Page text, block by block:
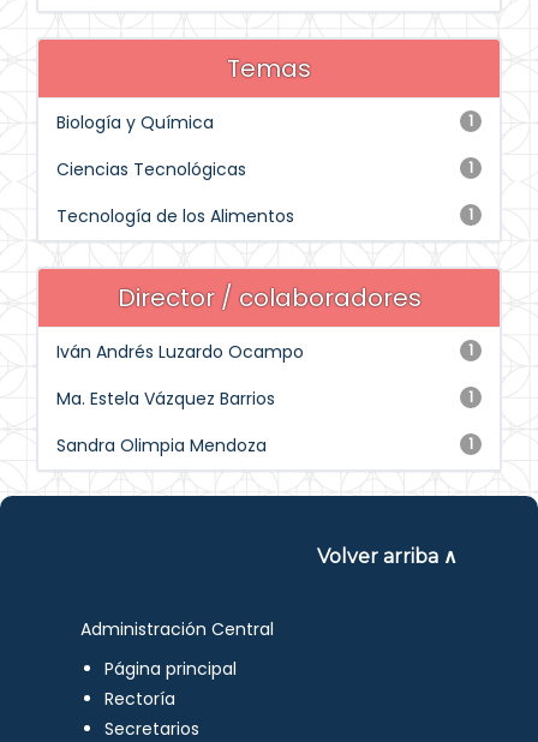
Temas
1
Biología y Química
1
Ciencias Tecnológicas
1
Tecnología de los Alimentos
Director / colaboradores
1
Iván Andrés Luzardo Ocampo
1
Ma. Estela Vázquez Barrios
1
Sandra Olimpia Mendoza
Volver arriba ∧
Administración Central
Página principal
Rectoría
Secretarios